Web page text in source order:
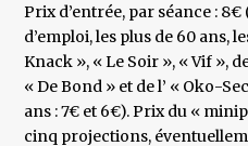
Prix d’entrée, par séance :
d’emploi, les plus de 60 ans,
Knack », « Le Soir », « Vif »,
« De Bond » et de l’ « Oko-
ans : 7€ et 6€). Prix du «
cinq projections,